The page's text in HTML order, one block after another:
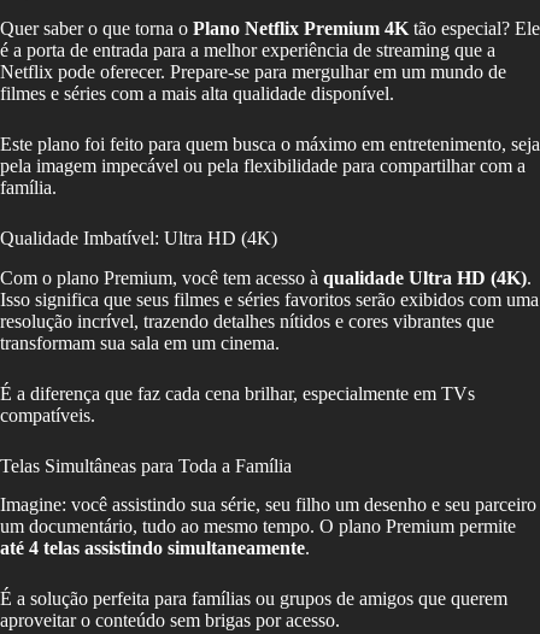
Quer saber o que torna o Plano Netflix Premium 4K tão especial? Ele
é a porta de entrada para a melhor experiência de streaming que a
Netflix pode oferecer. Prepare-se para mergulhar em um mundo de
filmes e séries com a mais alta qualidade disponível.
Este plano foi feito para quem busca o máximo em entretenimento, seja
pela imagem impecável ou pela flexibilidade para compartilhar com a
família.
Qualidade Imbatível: Ultra HD (4K)
Com o plano Premium, você tem acesso à qualidade Ultra HD (4K).
Isso significa que seus filmes e séries favoritos serão exibidos com uma
resolução incrível, trazendo detalhes nítidos e cores vibrantes que
transformam sua sala em um cinema.
É a diferença que faz cada cena brilhar, especialmente em TVs
compatíveis.
Telas Simultâneas para Toda a Família
Imagine: você assistindo sua série, seu filho um desenho e seu parceiro
um documentário, tudo ao mesmo tempo. O plano Premium permite
até 4 telas assistindo simultaneamente.
É a solução perfeita para famílias ou grupos de amigos que querem
aproveitar o conteúdo sem brigas por acesso.